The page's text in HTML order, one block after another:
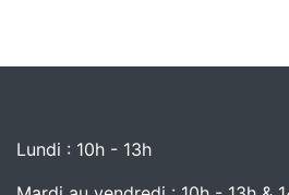
Lundi : 10h - 13h